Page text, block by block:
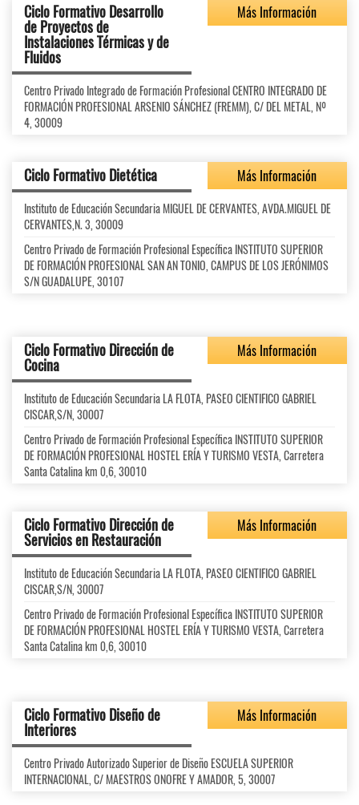
Ciclo Formativo Desarrollo
de Proyectos de
Instalaciones Térmicas y de
Fluidos
Más Información
Centro Privado Integrado de Formación Profesional CENTRO INTEGRADO DE
FORMACIÓN PROFESIONAL ARSENIO SÁNCHEZ (FREMM), C/ DEL METAL, Nº
4, 30009
Ciclo Formativo Dietética Más Información
Instituto de Educación Secundaria MIGUEL DE CERVANTES, AVDA.MIGUEL DE
CERVANTES,N. 3, 30009
Centro Privado de Formación Profesional Específica INSTITUTO SUPERIOR
DE FORMACIÓN PROFESIONAL SAN AN TONIO, CAMPUS DE LOS JERÓNIMOS
S/N GUADALUPE, 30107
Ciclo Formativo Dirección de
Cocina
Más Información
Instituto de Educación Secundaria LA FLOTA, PASEO CIENTIFICO GABRIEL
CISCAR,S/N, 30007
Centro Privado de Formación Profesional Específica INSTITUTO SUPERIOR
DE FORMACIÓN PROFESIONAL HOSTEL ERÍA Y TURISMO VESTA, Carretera
Santa Catalina km 0,6, 30010
Ciclo Formativo Dirección de
Servicios en Restauración
Más Información
Instituto de Educación Secundaria LA FLOTA, PASEO CIENTIFICO GABRIEL
CISCAR,S/N, 30007
Centro Privado de Formación Profesional Específica INSTITUTO SUPERIOR
DE FORMACIÓN PROFESIONAL HOSTEL ERÍA Y TURISMO VESTA, Carretera
Santa Catalina km 0,6, 30010
Ciclo Formativo Diseño de
Interiores
Más Información
Centro Privado Autorizado Superior de Diseño ESCUELA SUPERIOR
INTERNACIONAL, C/ MAESTROS ONOFRE Y AMADOR, 5, 30007